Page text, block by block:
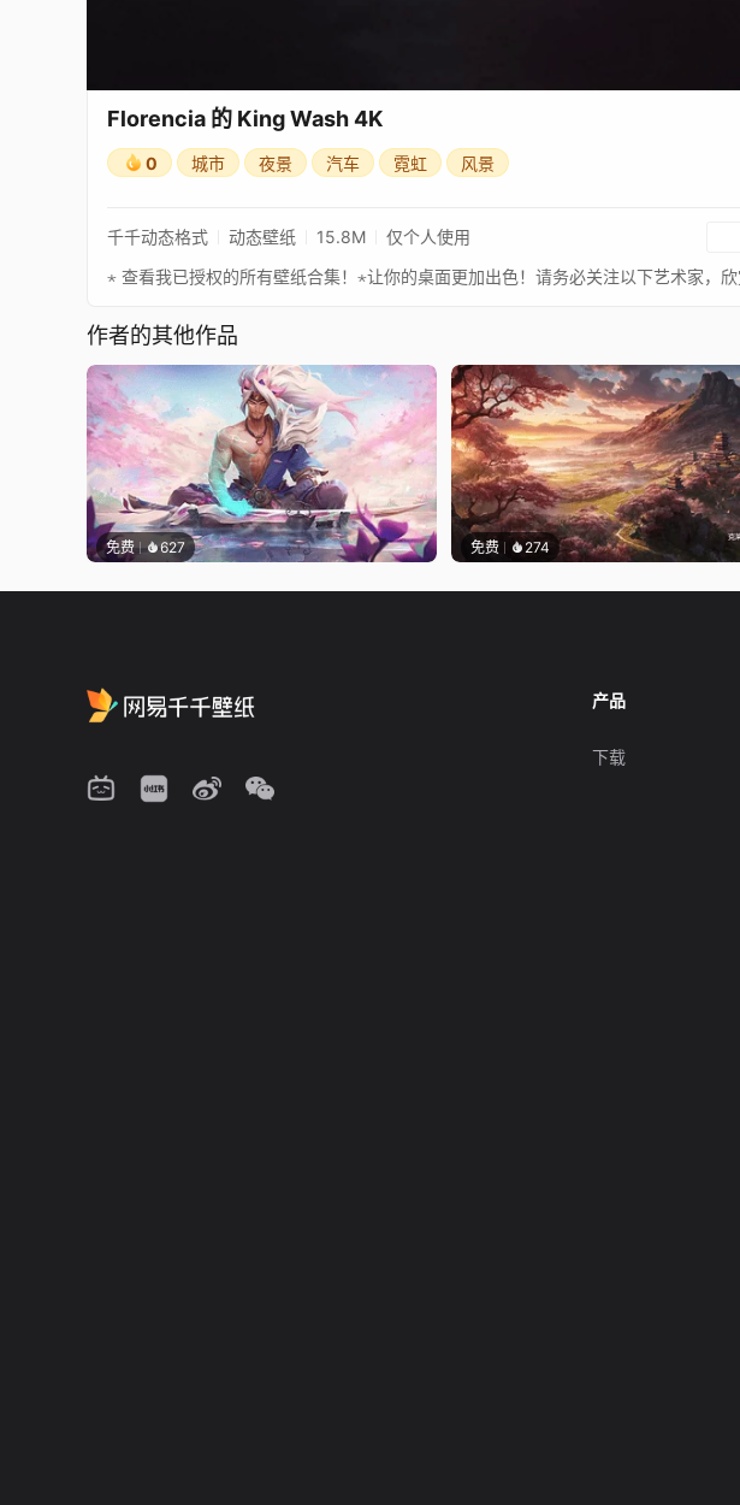
Florencia 的 King Wash 4K
0 城市 夜景 汽车 霓虹 风景
千千动态格式 动态壁纸 15.8M 仅个人使用
作者的其他作品
免费 627 免费 274
产品
下载